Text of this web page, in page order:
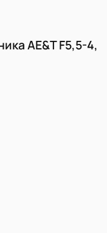
AE&T F5,5-4,